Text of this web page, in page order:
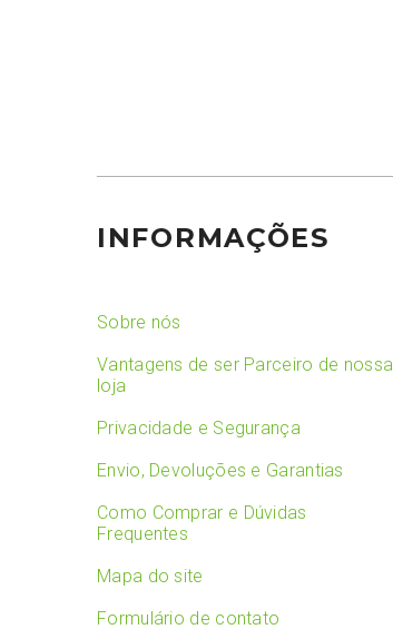
INFORMAÇÕES
Sobre nós
Vantagens de ser Parceiro de nossa
loja
Privacidade e Segurança
Envio, Devoluções e Garantias
Como Comprar e Dúvidas
Frequentes
Mapa do site
Formulário de contato